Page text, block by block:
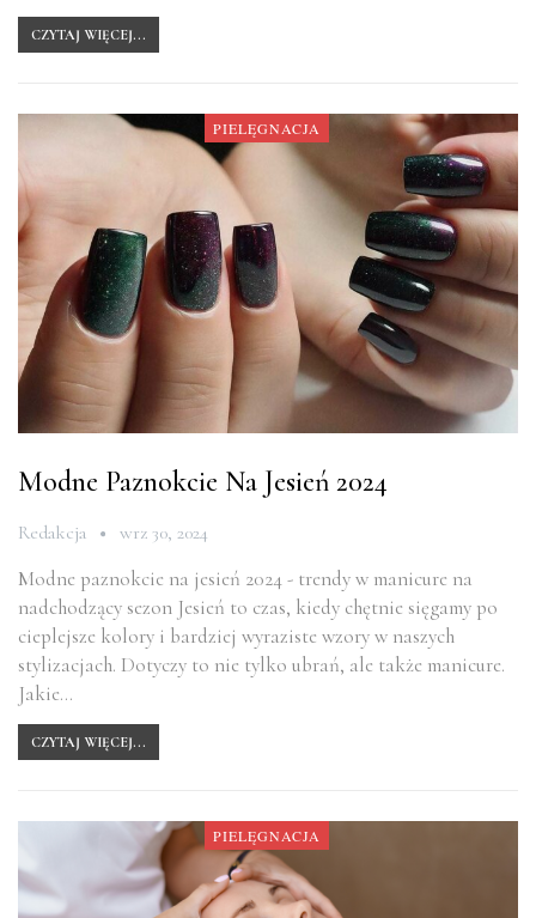
CZYTAJ WIĘCEJ...
PIELĘGNACJA
Modne Paznokcie Na Jesień 2024
Redakcja wrz 30, 2024
Modne paznokcie na jesień 2024 - trendy w manicure na
nadchodzący sezon Jesień to czas, kiedy chętnie sięgamy po
cieplejsze kolory i bardziej wyraziste wzory w naszych
stylizacjach. Dotyczy to nie tylko ubrań, ale także manicure.
Jakie…
CZYTAJ WIĘCEJ...
PIELĘGNACJA